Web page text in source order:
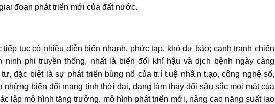
đoạn phát triển mới của đất nước.
tục có nhiều diễn biến nhanh, phức tạp, khó dự báo; cạnh tranh chiến
phi truyền thống, nhất là biến đổi khí hậu và dịch bệnh ngày càng
đặc biệt là sự phát triển bùng nổ của tr.í t.uệ nhâ.n t.ạo, công nghệ số,
biến đổi mang tính thời đại, đang làm thay đổi sâu sắc mọi mặt của
lập mô hình tăng trưởng, mô hình phát triển mới, nâng cao năng suất lao